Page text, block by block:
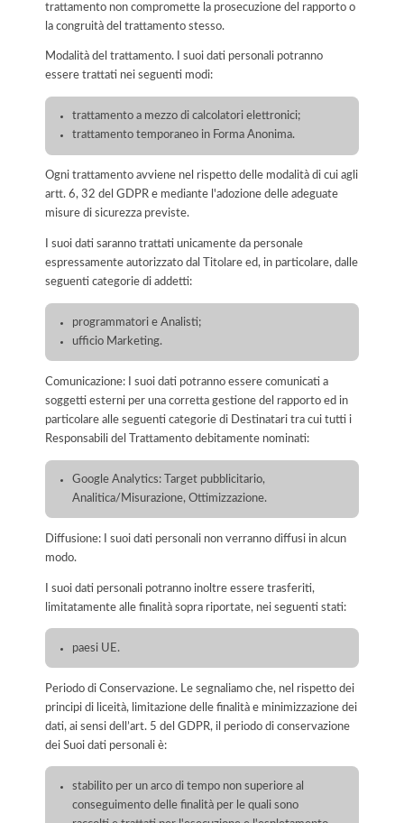
trattamento non compromette la prosecuzione del rapporto o
la congruità del trattamento stesso.
Modalità del trattamento. I suoi dati personali potranno
essere trattati nei seguenti modi:
trattamento a mezzo di calcolatori elettronici;
trattamento temporaneo in Forma Anonima.
Ogni trattamento avviene nel rispetto delle modalità di cui agli
artt. 6, 32 del GDPR e mediante l'adozione delle adeguate
misure di sicurezza previste.
I suoi dati saranno trattati unicamente da personale
espressamente autorizzato dal Titolare ed, in particolare, dalle
seguenti categorie di addetti:
programmatori e Analisti;
ufficio Marketing.
Comunicazione: I suoi dati potranno essere comunicati a
soggetti esterni per una corretta gestione del rapporto ed in
particolare alle seguenti categorie di Destinatari tra cui tutti i
Responsabili del Trattamento debitamente nominati:
Google Analytics: Target pubblicitario,
Analitica/Misurazione, Ottimizzazione.
Diffusione: I suoi dati personali non verranno diffusi in alcun
modo.
I suoi dati personali potranno inoltre essere trasferiti,
limitatamente alle finalità sopra riportate, nei seguenti stati:
paesi UE.
Periodo di Conservazione. Le segnaliamo che, nel rispetto dei
principi di liceità, limitazione delle finalità e minimizzazione dei
dati, ai sensi dell’art. 5 del GDPR, il periodo di conservazione
dei Suoi dati personali è:
stabilito per un arco di tempo non superiore al
conseguimento delle finalità per le quali sono